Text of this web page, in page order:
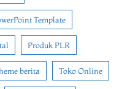
Template
Produk PLR
berita Toko Online